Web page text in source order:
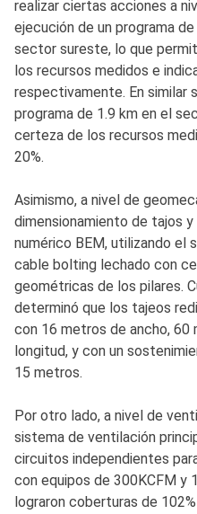
realizar ciertas acciones a
ejecución de un programa
sector sureste, lo que
los recursos medidos e
respectivamente. En similar
programa de 1.9 km en el
certeza de los recursos
20%.
Asimismo, a nivel de
dimensionamiento de tajos
numérico BEM, utilizando
cable bolting lechado con
geométricas de los pilares.
determinó que los tajeos
con 16 metros de ancho,
longitud, y con un
15 metros.
Por otro lado, a nivel de
sistema de ventilación
circuitos independientes
con equipos de 300KCFM y
lograron coberturas de